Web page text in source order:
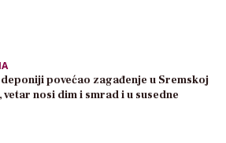
povećao zagađenje u Sremskoj
nosi dim i smrad i u susedne